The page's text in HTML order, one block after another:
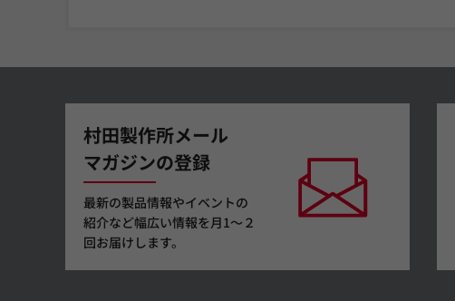
村田製作所メール
マガジンの登録
最新の製品情報やイベントの
紹介など幅広い情報を月1～２
回お届けします。